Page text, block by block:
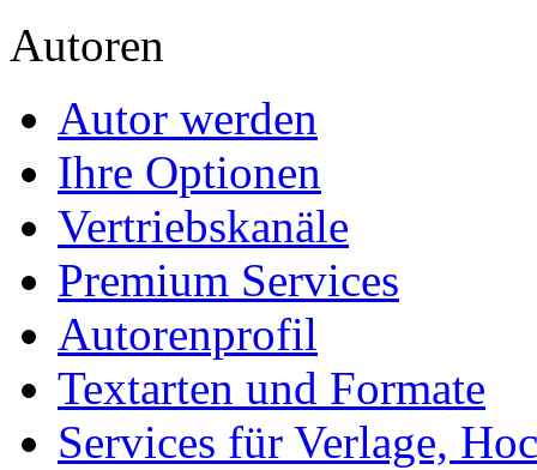
Autoren
Autor werden
Ihre Optionen
Vertriebskanäle
Premium Services
Autorenprofil
Textarten und Formate
Services für Verlage,